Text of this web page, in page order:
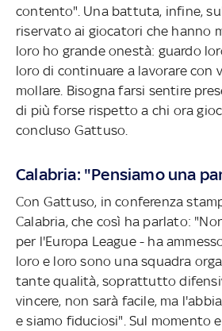
contento". Una battuta, infine,
riservato ai giocatori che hanno
loro ho grande onestà: guardo
loro di continuare a lavorare con
mollare. Bisogna farsi sentire
di più forse rispetto a chi ora
concluso Gattuso.
Calabria: "Pensiamo una
Con Gattuso, in conferenza
Calabria, che così ha parlato:
per l'Europa League - ha
loro e loro sono una squadra
tante qualità, soprattutto
vincere, non sarà facile, ma
e siamo fiduciosi". Sul momento